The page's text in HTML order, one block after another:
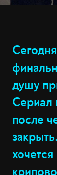
душу
Сериал
после